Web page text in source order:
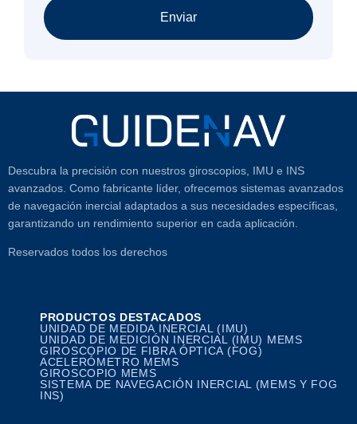
Enviar
Descubra la precisión con nuestros giroscopios, IMU e INS
avanzados. Como fabricante líder, ofrecemos sistemas avanzados
de navegación inercial adaptados a sus necesidades específicas,
garantizando un rendimiento superior en cada aplicación.
Reservados todos los derechos
PRODUCTOS DESTACADOS
UNIDAD DE MEDIDA INERCIAL (IMU)
UNIDAD DE MEDICIÓN INERCIAL (IMU) MEMS
GIROSCOPIO DE FIBRA ÓPTICA (FOG)
ACELERÓMETRO MEMS
GIROSCOPIO MEMS
SISTEMA DE NAVEGACIÓN INERCIAL (MEMS Y FOG
INS)